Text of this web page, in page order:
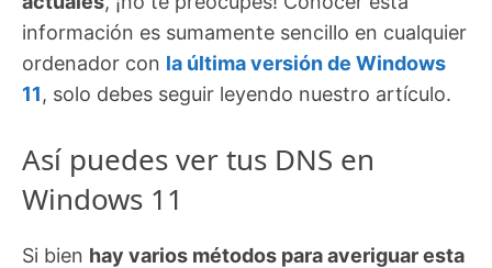
información es sumamente sencillo en cualquier
ordenador con la última versión de Windows
11, solo debes seguir leyendo nuestro artículo.
Así puedes ver tus DNS en
Windows 11
Si bien hay varios métodos para averiguar esta